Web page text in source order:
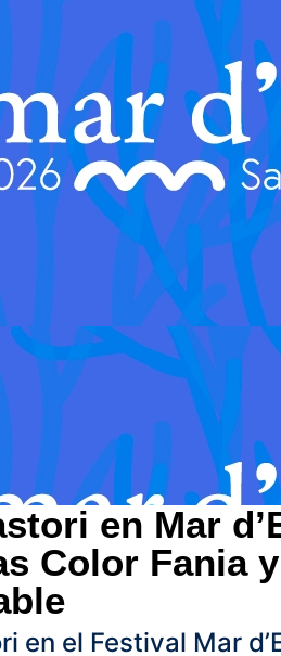
en Mar
Color Fania
en el Festival Mar